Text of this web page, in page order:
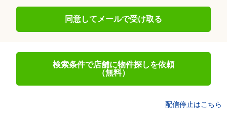
同意してメールで受け取る
検索条件で店舗に物件探しを依頼
（無料）
配信停止はこちら